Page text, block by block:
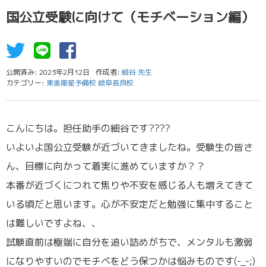
国公立受験に向けて（モチベーション編）
公開済み: 2023年2月12日 作成者: 細谷 先生
カテゴリー: 東進衛星予備校 岐阜長良校
こんにちは。担任助手の細谷です????
いよいよ国公立受験が近づいてきましたね。受験生の皆さ
ん、目標に向かって着実に進めていますか？？
本番が近づくにつれて焦りや不安を感じる人も増えてきて
いる頃だと思います。心が不安定だと勉強に集中すること
は難しいですよね、、
試験直前は極端に自分を追い詰めがちで、メンタルも激弱
になりやすいのでモチベをどう保つかは悩みものです(-_-;)